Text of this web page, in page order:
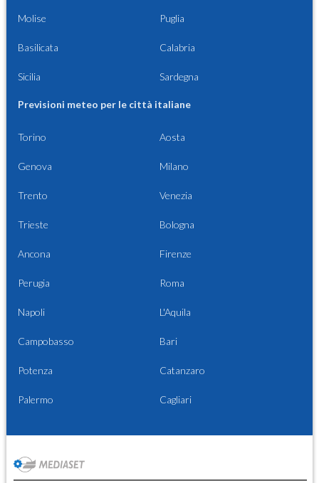
Molise Puglia
Basilicata Calabria
Sicilia Sardegna
Previsioni meteo per le città italiane
Torino Aosta
Genova Milano
Trento Venezia
Trieste Bologna
Ancona Firenze
Perugia Roma
Napoli L'Aquila
Campobasso Bari
Potenza Catanzaro
Palermo Cagliari